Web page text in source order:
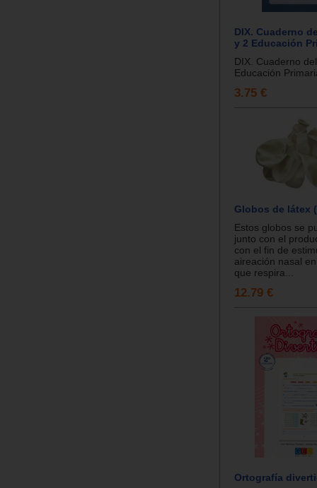
DIX. Cuaderno
y 2 Educación
DIX. Cuaderno
Educación
3.75 €
Globos de látex
Estos globos se
junto con el
con el fin de
aireación nasal
que respira...
12.79 €
Ortografía